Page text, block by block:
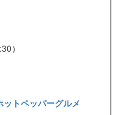
）
ットペッパーグルメ